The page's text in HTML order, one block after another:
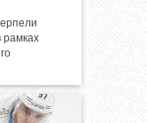
рамках